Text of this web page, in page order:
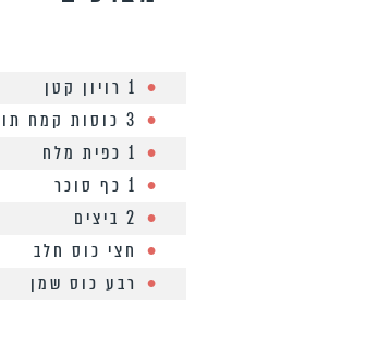
1 רויון קטן
3 כוסות קמח תופח
1 כפית מלח
1 כף סוכר
2 ביצים
חצי כוס חלב
רבע כוס שמן